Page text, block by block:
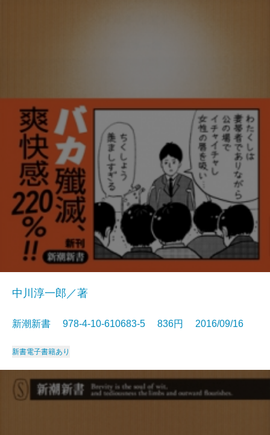
中川淳一郎／著
新潮新書 978-4-10-610683-5 836円 2016/09/16
新書電子書籍あり